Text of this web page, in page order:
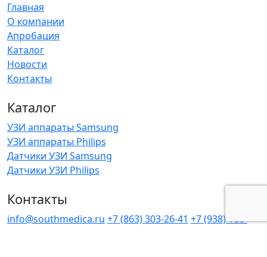
Главная
О компании
Апробация
Каталог
Новости
Контакты
Каталог
УЗИ аппараты Samsung
УЗИ аппараты Philips
Датчики УЗИ Samsung
Датчики УЗИ Philips
Контакты
info@southmedica.ru +7 (863) 303-26-41 +7 (938) 160-